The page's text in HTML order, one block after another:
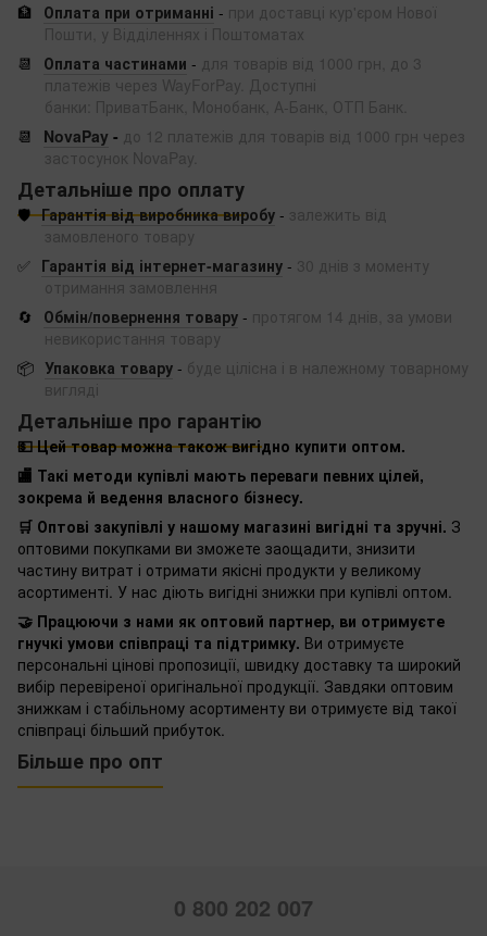
🏦
Оплата при отриманні - при доставці кур'єром Нової
Пошти, у Відділеннях і Поштоматах
📆
Оплата частинами - для товарів від 1000 грн, до 3
платежів через WayForPay. Доступні
банки: ПриватБанк, Монобанк, А-Банк, ОТП Банк.
📆
NovaPay - до 12 платежів для товарів від 1000 грн через
застосунок NovaPay.
Детальніше про оплату
🛡️ Гарантія від виробника виробу - залежить від
замовленого товару
✅ Гарантія від інтернет-магазину - 30 днів з моменту
отримання замовлення
🔄
Обмін/повернення товару - протягом 14 днів, за умови
невикористання товару
📦 Упаковка товару - буде цілісна і в належному товарному
вигляді
Детальніше про гарантію
💵 Цей товар можна також вигідно купити оптом.
🏬 Такі методи купівлі мають переваги певних цілей,
зокрема й ведення власного бізнесу.
🛒 Оптові закупівлі у нашому магазині вигідні та зручні. З
оптовими покупками ви зможете заощадити, знизити
частину витрат і отримати якісні продукти у великому
асортименті. У нас діють вигідні знижки при купівлі оптом.
🤝 Працюючи з нами як оптовий партнер, ви отримуєте
гнучкі умови співпраці та підтримку. Ви отримуєте
персональні цінові пропозиції, швидку доставку та широкий
вибір перевіреної оригінальної продукції. Завдяки оптовим
знижкам і стабільному асортименту ви отримуєте від такої
співпраці більший прибуток.
Більше про опт
0 800 202 007